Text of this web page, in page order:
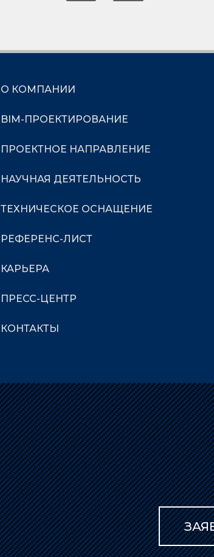
О КОМПАНИИ
BIM-ПРОЕКТИРОВАНИЕ
ПРОЕКТНОЕ НАПРАВЛЕНИЕ
НАУЧНАЯ ДЕЯТЕЛЬНОСТЬ
ТЕХНИЧЕСКОЕ ОСНАЩЕНИЕ
РЕФЕРЕНС-ЛИСТ
КАРЬЕРА
ПРЕСС-ЦЕНТР
КОНТАКТЫ